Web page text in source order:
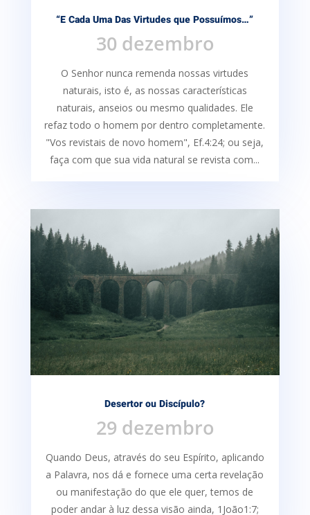
“E Cada Uma Das Virtudes que Possuímos…”
30 dezembro
O Senhor nunca remenda nossas virtudes
naturais, isto é, as nossas características
naturais, anseios ou mesmo qualidades. Ele
refaz todo o homem por dentro completamente.
"Vos revistais de novo homem", Ef.4:24; ou seja,
faça com que sua vida natural se revista com...
Desertor ou Discípulo?
29 dezembro
Quando Deus, através do seu Espírito, aplicando
a Palavra, nos dá e fornece uma certa re­velação
ou manifestação do que ele quer, temos de
poder andar à luz dessa visão ainda, 1João1:7;